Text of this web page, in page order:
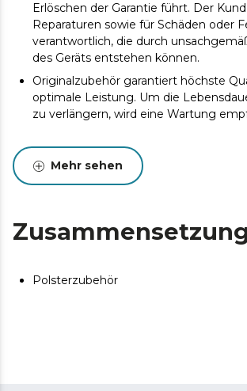
Erlöschen der Garantie führt. Der
Reparaturen sowie für Schäden oder
verantwortlich, die durch
des Geräts entstehen können.
Originalzubehör garantiert höchste
optimale Leistung. Um die
zu verlängern, wird eine Wartung
Mehr sehen
Polsterzubehör